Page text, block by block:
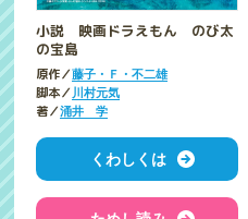
小説 映画ドラえもん のび太
の宝島
原作／藤子・Ｆ・不二雄
脚本／ 川村元気
著／涌井 学
くわしくは